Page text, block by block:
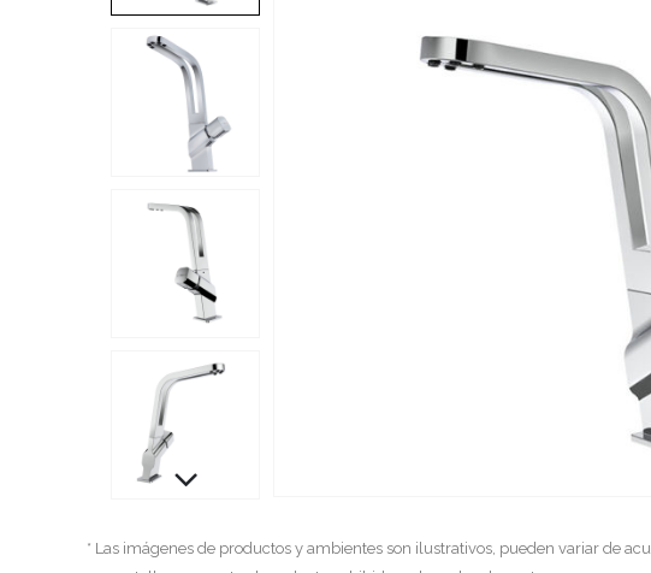
* Las imágenes de productos y ambientes son ilustrativos, pueden variar de